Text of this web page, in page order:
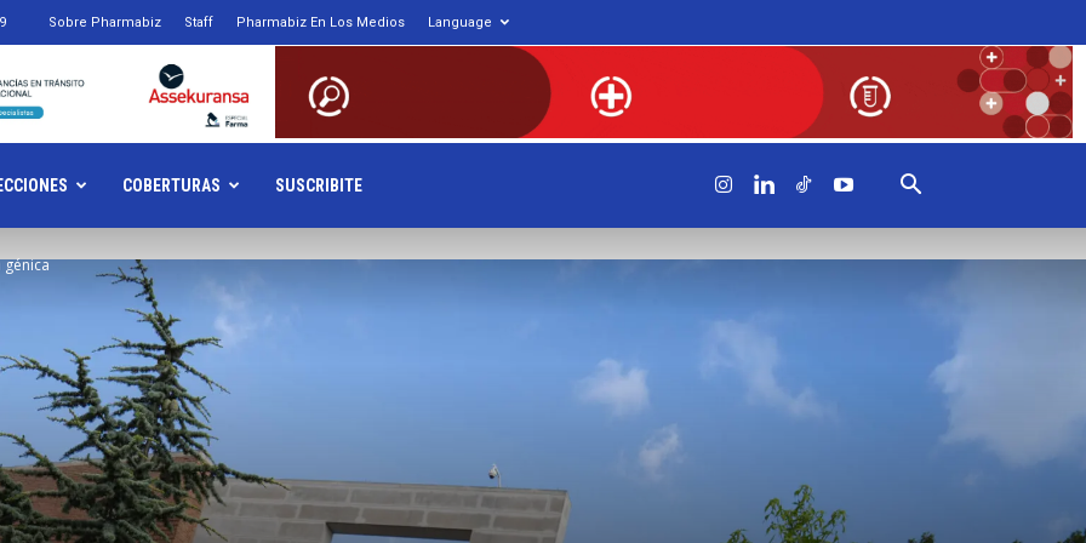
Sobre Pharmabiz Staff Pharmabiz En Los Medios Language
COBERTURAS SUSCRIBITE
génica